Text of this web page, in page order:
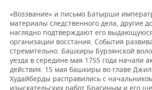
«Воззвание» и письмо Батырши
материалы следственного дела, другие
наглядно подтверждают его
организации восстания. События
стремительно. Башкиры Бурзянской
уезда в середине мая 1755 года начали
действия. 15 мая башкиры во главе
Худайберды расправились с
изыскательских работ Брагиным и его